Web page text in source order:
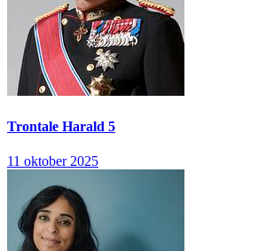
Trontale Harald 5
11 oktober 2025